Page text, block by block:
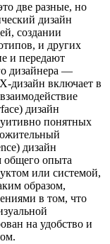
две разные, но
дизайн
создании
и других
и передают
дизайнера —
дизайн включает в
дизайн
понятных
дизайн
общего опыта
или системой,
образом,
в том, что
на удобство и